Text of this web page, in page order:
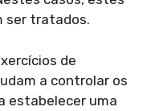
ser tratados.
de
a controlar os
estabelecer uma